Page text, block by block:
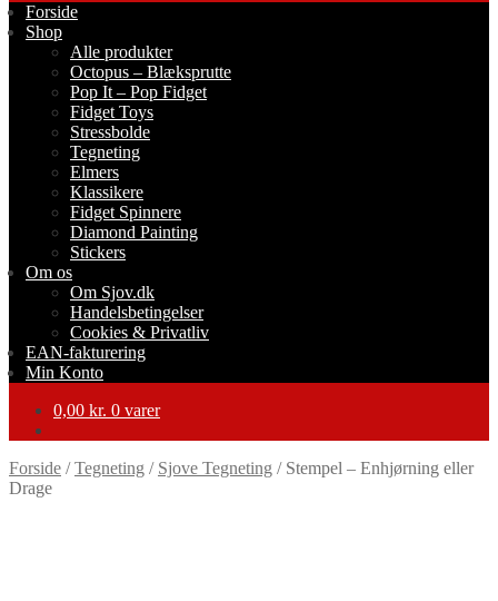
Forside
Shop
Alle produkter
Octopus – Blæksprutte
Pop It – Pop Fidget
Fidget Toys
Stressbolde
Tegneting
Elmers
Klassikere
Fidget Spinnere
Diamond Painting
Stickers
Om os
Om Sjov.dk
Handelsbetingelser
Cookies & Privatliv
EAN-fakturering
Min Konto
0,00 kr. 0 varer
Forside /Tegneting / Sjove Tegneting / Stempel – Enhjørning eller
Drage